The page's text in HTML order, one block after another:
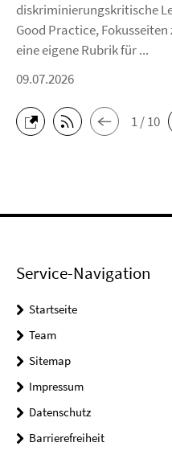
diskriminierungskritische
Good Practice,
eine eigene Rubrik für ...
09.07.2026
1 / 10
Service-Navigation
Startseite
Team
Sitemap
Impressum
Datenschutz
Barrierefreiheit